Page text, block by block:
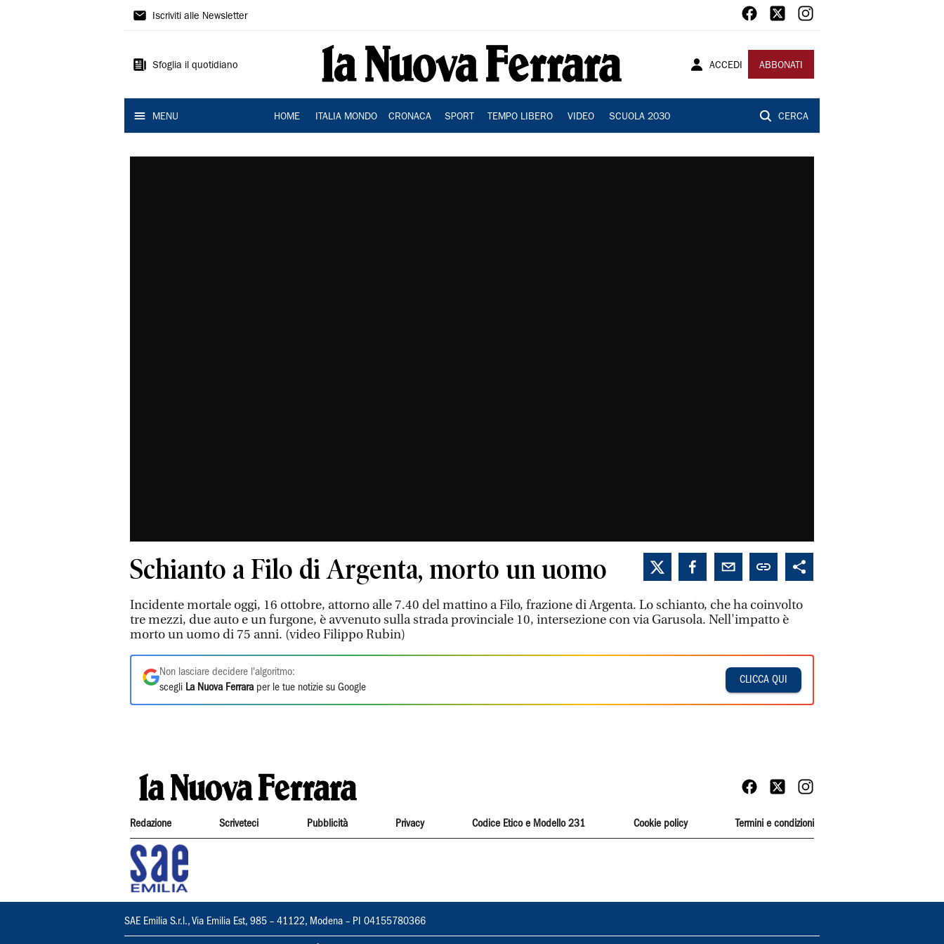
La
Ferrara
Iscriviti alle Newsletter
Sfoglia il quotidiano ACCEDI ABBONATI
MENU HOME ITALIA MONDO CRONACA SPORT TEMPO LIBERO VIDEO SCUOLA 2030 CERCA
Schianto a Filo di Argenta, morto un uomo
Incidente mortale oggi, 16 ottobre, attorno alle 7.40 del mattino a Filo, frazione di Argenta. Lo schianto, che ha coinvolto
tre mezzi, due auto e un furgone, è avvenuto sulla strada provinciale 10, intersezione con via Garusola. Nell'impatto è
morto un uomo di 75 anni. (video Filippo Rubin)
Non lasciare decidere l'algoritmo:
scegli La Nuova Ferrara per le tue notizie su Google
CLICCA QUI
Redazione Scriveteci Pubblicità Privacy Codice Etico e Modello 231 Cookie policy Termini e condizioni
SAE Emilia S.r.l., Via Emilia Est, 985 – 41122, Modena – PI 04155780366